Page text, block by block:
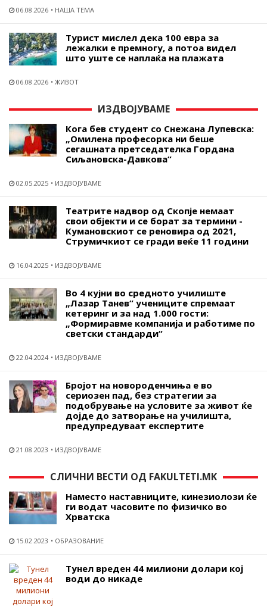
06.08.2026 НАША ТЕМА
Турист мислел дека 100 евра за
лежалки е премногу, а потоа видел
што уште се наплаќа на плажата
06.08.2026 ЖИВОТ
ИЗДВОЈУВАМЕ
Кога бев студент со Снежана Лупевска:
„Омилена професорка ни беше
сегашната претседателка Гордана
Сиљановска-Давкова“
02.05.2025 ИЗДВОЈУВАМЕ
Театрите надвор од Скопје немаат
свои објекти и се борат за термини -
Кумановскиот се реновира од 2021,
Струмичкиот се гради веќе 11 години
16.04.2025 ИЗДВОЈУВАМЕ
Во 4 кујни во средното училиште
„Лазар Танев“ учениците спремаат
кетеринг и за над 1.000 гости:
„Формиравме компанија и работиме по
светски стандарди“
22.04.2024 ИЗДВОЈУВАМЕ
Бројот на новороденчиња е во
сериозен пад, без стратегии за
подобрување на условите за живот ќе
дојде до затворање на училишта,
предупредуваат експертите
21.08.2023 ИЗДВОЈУВАМЕ
СЛИЧНИ ВЕСТИ ОД FAKULTETI.MK
Наместо наставниците, кинезиолози ќе
ги водат часовите по физичко во
Хрватска
15.02.2023 ОБРАЗОВАНИЕ
Тунел вреден 44 милиони долари кој
води до никаде